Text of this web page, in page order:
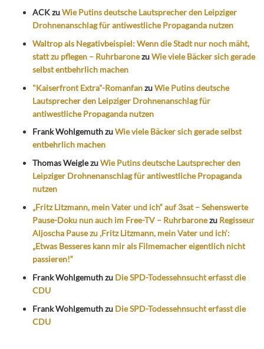
ACKzuWie Putins deutsche Lautsprecher den Leipziger
Drohnenanschlag für antiwestliche Propaganda nutzen
Waltrop als Negativbeispiel: Wenn die Stadt nur noch mäht,
statt zu pflegen – RuhrbaronezuWie viele Bäcker sich gerade
selbst entbehrlich machen
"Kaiserfront Extra"-RomanfanzuWie Putins deutsche
Lautsprecher den Leipziger Drohnenanschlag für
antiwestliche Propaganda nutzen
Frank WohlgemuthzuWie viele Bäcker sich gerade selbst
entbehrlich machen
Thomas WeiglezuWie Putins deutsche Lautsprecher den
Leipziger Drohnenanschlag für antiwestliche Propaganda
nutzen
„Fritz Litzmann, mein Vater und ich“ auf 3sat – Sehenswerte
Pause-Doku nun auch im Free-TV – Ruhrbaronezu Regisseur
Aljoscha Pause zu ‚Fritz Litzmann, mein Vater und ich‘:
„Etwas Besseres kann mir als Filmemacher eigentlich nicht
passieren!“
Frank Wohlgemuthzu Die SPD-Todessehnsucht erfasst die
CDU
Frank Wohlgemuthzu Die SPD-Todessehnsucht erfasst die
CDU